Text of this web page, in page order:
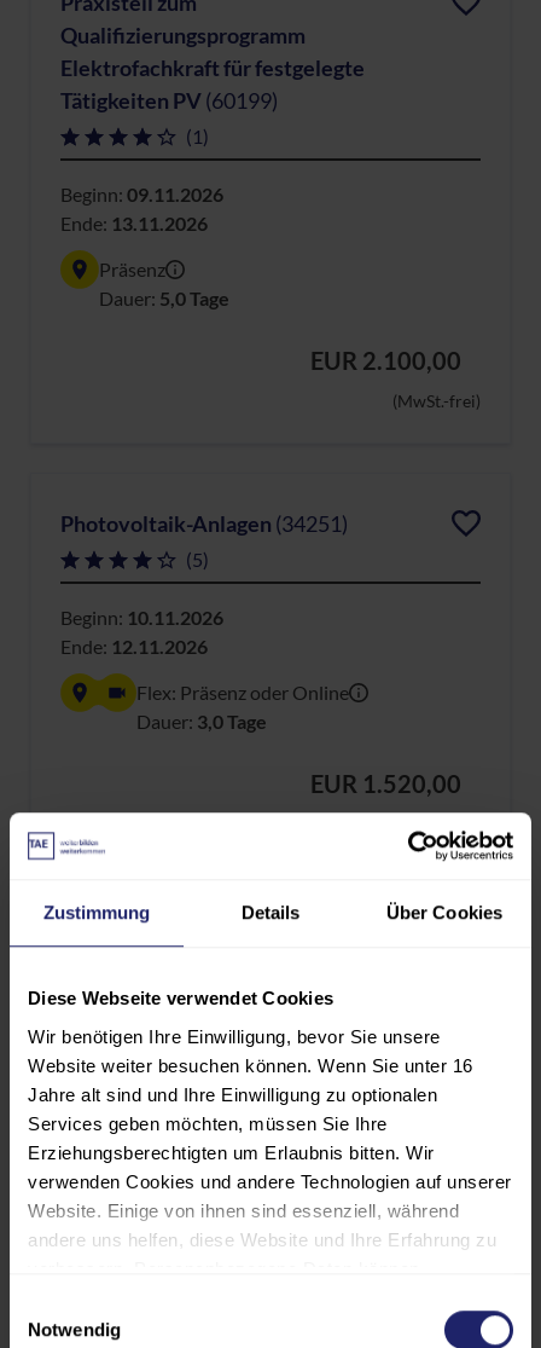
Zustimmung Details Über Cookies
Diese Webseite verwendet Cookies
Wir benötigen Ihre Einwilligung, bevor Sie unsere
Website weiter besuchen können. Wenn Sie unter 16
Jahre alt sind und Ihre Einwilligung zu optionalen
Services geben möchten, müssen Sie Ihre
Erziehungsberechtigten um Erlaubnis bitten. Wir
verwenden Cookies und andere Technologien auf unserer
Website. Einige von ihnen sind essenziell, während
andere uns helfen, diese Website und Ihre Erfahrung zu
personalisierte Anzeigen und Inhalte oder die Messung
Notwendig
Qualifizierungsprogramm
Elektrofachkraft für festgelegte
Tätigkeiten PV(60199)
(1)
Beginn: 09.11.2026
Ende: 13.11.2026
Präsenz
Dauer: 5,0 Tage
EUR 2.100,00
(MwSt.-frei)
Photovoltaik-Anlagen (34251)
(5)
Beginn: 10.11.2026
Ende: 12.11.2026
Flex: Präsenz oder Online
Dauer: 3,0 Tage
EUR 1.520,00
Geprüfter
Flüssigboden nach RAL-GZ 507
(5)
Beginn:16.11.2026
Ende:17.11.2026
Präsenz
Dauer: 2,0 Tage
(MwSt.-frei)